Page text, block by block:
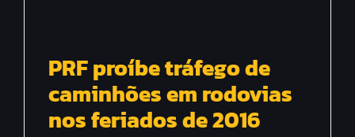
PRF proíbe tráfego de
caminhões em rodovias
nos feriados de 2016